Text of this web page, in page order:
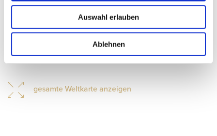
Auswahl erlauben
Ablehnen
gesamte Weltkarte anzeigen